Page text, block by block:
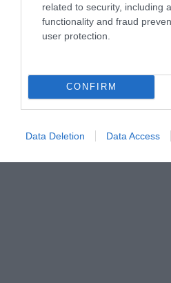
related to security, including
functionality and fraud
user protection.
CONFIRM
Data Deletion Data Access
BEFEKTETÉS
Bár a magyarok többsége tisztában
legnagyobb akadály…